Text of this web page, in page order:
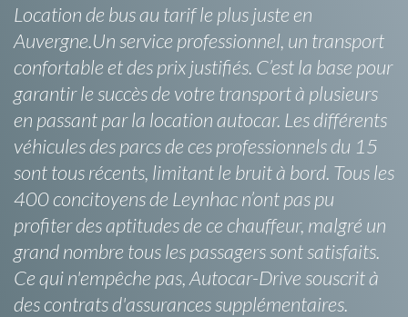
Location de bus au tarif le plus juste en
Auvergne.Un service professionnel, un transport
confortable et des prix justifiés. C’est la base pour
garantir le succès de votre transport à plusieurs
en passant par la location autocar. Les différents
véhicules des parcs de ces professionnels du 15
sont tous récents, limitant le bruit à bord. Tous les
400 concitoyens de Leynhac n’ont pas pu
profiter des aptitudes de ce chauffeur, malgré un
grand nombre tous les passagers sont satisfaits.
Ce qui n'empêche pas, Autocar-Drive souscrit à
des contrats d'assurances supplémentaires.